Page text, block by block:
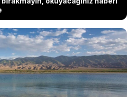
Issık-Kul Gölü'nde yürütülen
15. yüzyılda meydana
sonucu sular altında kaldığı